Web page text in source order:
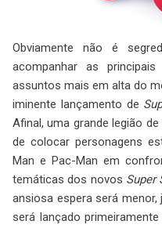
Obviamente não é
acompanhar as
assuntos mais em alta do
iminente lançamento de
Afinal, uma grande legião
de colocar personagens
Man e Pac-Man em
temáticas dos novos Super
ansiosa espera será menor,
será lançado